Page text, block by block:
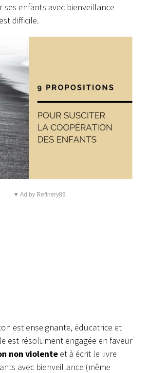
ses enfants avec bienveillance
difficile.
▼ Ad by Refinery89
est enseignante, éducatrice et
est résolument engagée en faveur
non violente et à écrit le livre
avec bienveillance (même